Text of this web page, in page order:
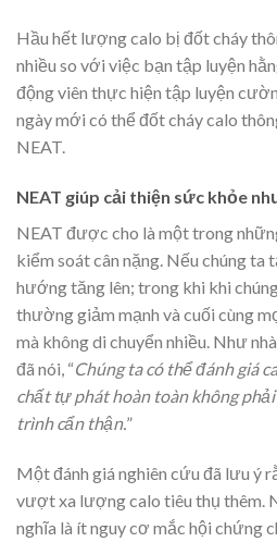
Hầu hết lượng calo bị đốt cháy
nhiều so với việc bạn tập luyện
động viên thực hiện tập luyện
ngày mới có thể đốt cháy calo
NEAT.
NEAT giúp cải thiện sức khỏe
NEAT được cho là một trong
kiểm soát cân nặng. Nếu chúng ta
hướng tăng lên; trong khi khi
thường giảm mạnh và cuối cùng
mà không di chuyển nhiều. Như
đã nói, “Chúng ta có thể đánh giá
chất tự phát hoàn toàn không
trình cẩn thận.”
Một đánh giá nghiên cứu đã lưu ý
vượt xa lượng calo tiêu thụ thêm.
nghĩa là ít nguy cơ mắc hội chứng